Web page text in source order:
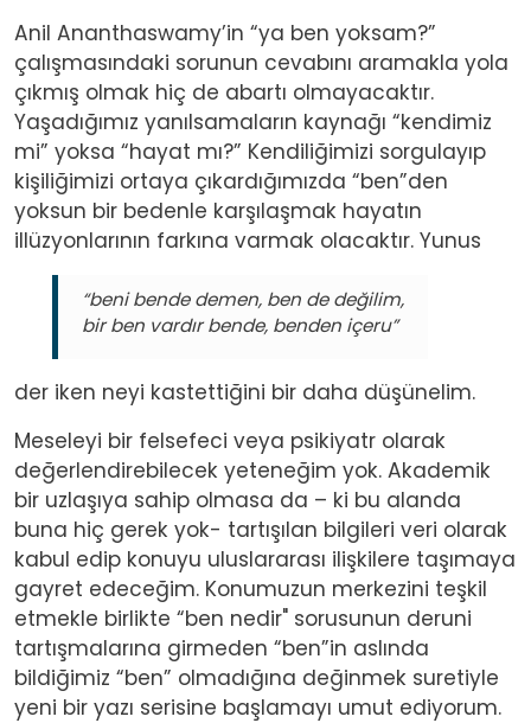
Anil Ananthaswamy’in “ya ben yoksam?”
çalışmasındaki sorunun cevabını aramakla yola
çıkmış olmak hiç de abartı olmayacaktır.
Yaşadığımız yanılsamaların kaynağı “kendimiz
mi” yoksa “hayat mı?” Kendiliğimizi sorgulayıp
kişiliğimizi ortaya çıkardığımızda “ben”den
yoksun bir bedenle karşılaşmak hayatın
illüzyonlarının farkına varmak olacaktır. Yunus
“beni bende demen, ben de değilim,
bir ben vardır bende, benden içeru”
der iken neyi kastettiğini bir daha düşünelim.
Meseleyi bir felsefeci veya psikiyatr olarak
değerlendirebilecek yeteneğim yok. Akademik
bir uzlaşıya sahip olmasa da – ki bu alanda
buna hiç gerek yok- tartışılan bilgileri veri olarak
kabul edip konuyu uluslararası ilişkilere taşımaya
gayret edeceğim. Konumuzun merkezini teşkil
etmekle birlikte “ben nedir" sorusunun deruni
tartışmalarına girmeden “ben”in aslında
bildiğimiz “ben” olmadığına değinmek suretiyle
yeni bir yazı serisine başlamayı umut ediyorum.